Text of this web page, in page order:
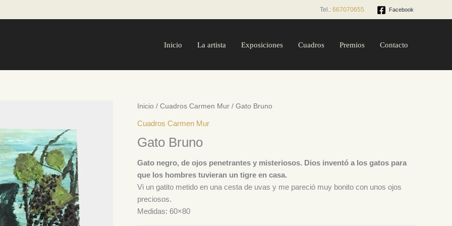
Tel.:667070655 Facebook
Inicio La artista Exposiciones Cuadros Premios Contacto
Inicio / Cuadros Carmen Mur / Gato Bruno
Cuadros Carmen Mur
Gato Bruno
Gato negro, de ojos penetrantes y misteriosos. Dios inventó a los gatos para
que los hombres tuvieran un tigre en casa.
Vi un gatito metido en una cesta de uvas y me pareció muy bonito con unos ojos
preciosos.
Medidas: 60×80